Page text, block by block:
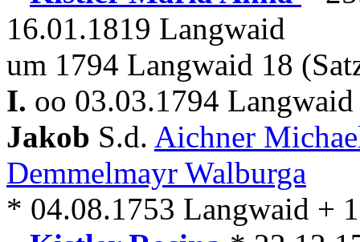
16.01.1819 Langwaid
um 1794 Langwaid 18
I. oo 03.03.1794
Jakob S.d. Aichner
Demmelmayr Walburga
* 04.08.1753 Langwaid +